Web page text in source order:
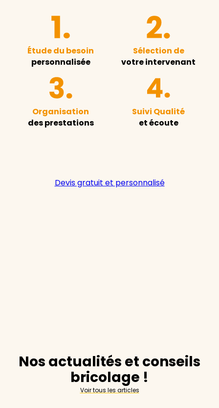
Étude du besoin
personnalisée
Sélection de
votre intervenant
Organisation
des prestations
Suivi Qualité
et écoute
Devis gratuit et personnalisé
Nos actualités et conseils
bricolage !
Voir tous les articles